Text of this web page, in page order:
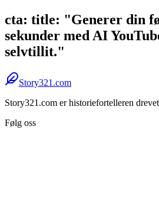
cta: title: "Generer din
sekunder med AI
selvtillit."
Story321.com
Story321.com er historiefortelleren
Følg oss